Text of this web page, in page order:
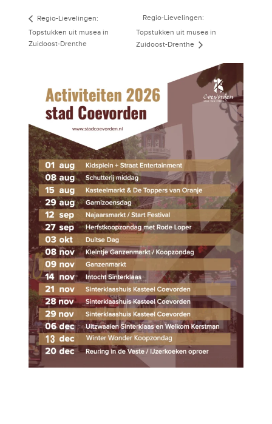
Regio-Lievelingen:
Topstukken uit musea in
Zuidoost-Drenthe
Regio-Lievelingen:
Topstukken uit musea in
Zuidoost-Drenthe